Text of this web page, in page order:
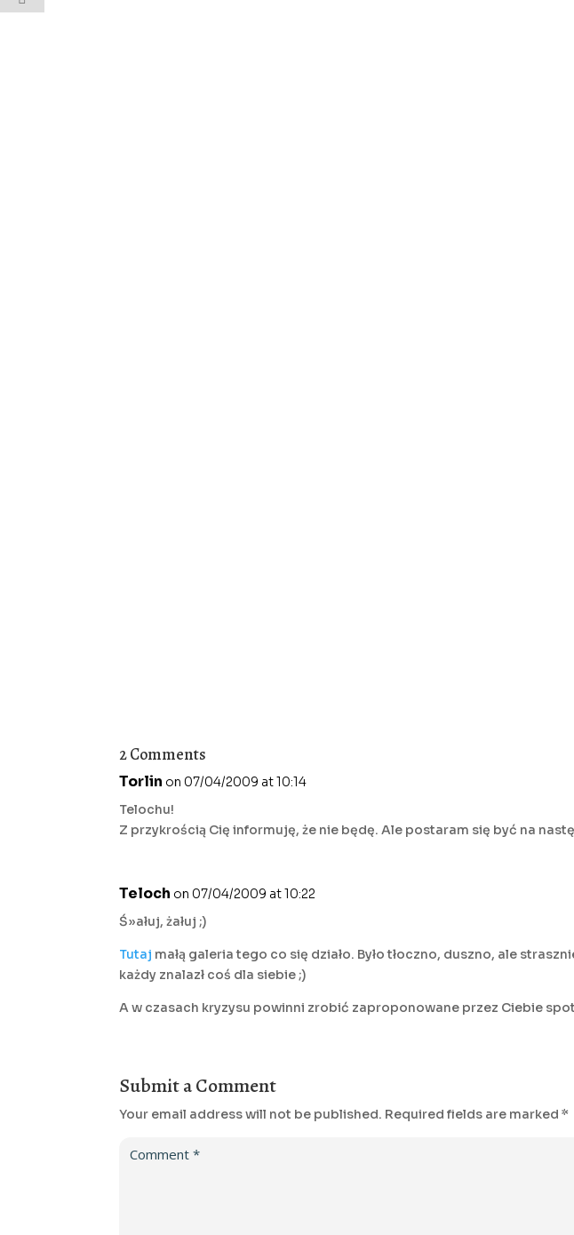
2 Comments
Torlin on 07/04/2009 at 10:14
Telochu!
Z przykrością Cię informuję, że nie będę. Ale postaram się być na
Teloch on 07/04/2009 at 10:22
Ś»ałuj, żałuj ;)
Tutaj małą galeria tego co się działo. Było tłoczno, duszno, ale
każdy znalazł coś dla siebie ;)
A w czasach kryzysu powinni zrobić zaproponowane przez Ciebie
Submit a Comment
Your email address will not be published. Required fields are marked*